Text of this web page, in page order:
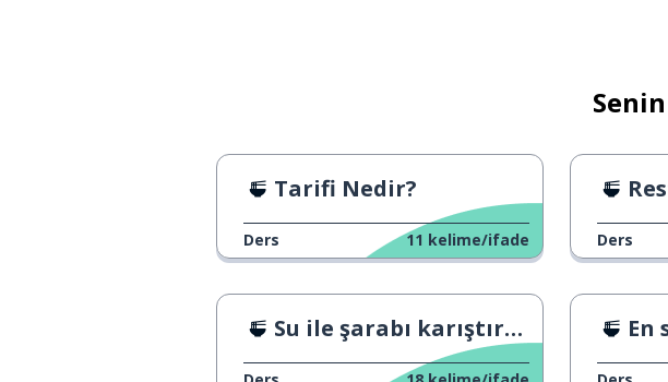
Tarifi Nedir?
Ders 11 kelime/ifade Ders
Su ile şarabı karıştırın. En